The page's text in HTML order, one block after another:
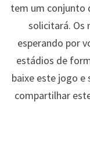
tem um conjunto
solicitará. Os
esperando por
estádios de
baixe este jogo e
compartilhar